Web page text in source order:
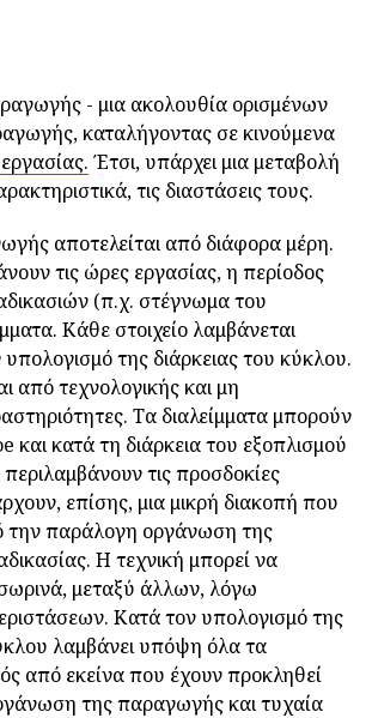
- μια ακολουθία ορισμένων
καταλήγοντας σε κινούμενα
Έτσι, υπάρχει μια μεταβολή
τις διαστάσεις τους.
αποτελείται από διάφορα μέρη.
τις ώρες εργασίας, η περίοδος
(π.χ. στέγνωμα του
Κάθε στοιχείο λαμβάνεται
της διάρκειας του κύκλου.
από τεχνολογικής και μη
Τα διαλείμματα μπορούν
κατά τη διάρκεια του εξοπλισμού
τις προσδοκίες
επίσης, μια μικρή διακοπή που
την παράλογη οργάνωση της
Η τεχνική μπορεί να
μεταξύ άλλων, λόγω
Κατά τον υπολογισμό της
λαμβάνει υπόψη όλα τα
από εκείνα που έχουν προκληθεί
της παραγωγής και τυχαία